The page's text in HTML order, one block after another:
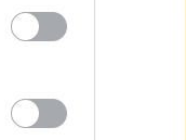
La Redazione - gio 18
Solo un anno fa
passione, competenza
...